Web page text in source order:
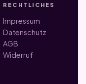
RECHTLICHES
Impressum
Datenschutz
AGB
Widerruf